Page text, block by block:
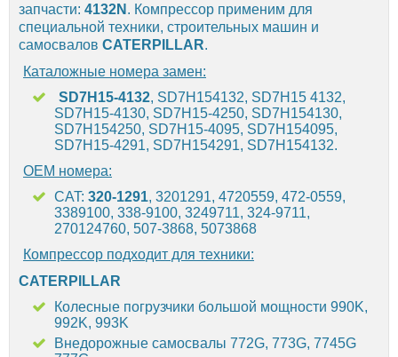
запчасти: 4132N . Компрессор применим для
специальной техники, строительных машин и
самосвалов CATERPILLAR.
Каталожные номера замен:
SD7H15-4132, SD7H154132, SD7H15 4132,
SD7H15-4130, SD7H15-4250, SD7H154130,
SD7H154250, SD7H15-4095, SD7H154095,
SD7H15-4291, SD7H154291, SD7H154132.
OEM номера:
CAT: 320-1291, 3201291, 4720559, 472-0559,
3389100, 338-9100, 3249711, 324-9711,
270124760, 507-3868, 5073868
Компрессор подходит для техники:
CATERPILLAR
Колесные погрузчики большой мощности 990K,
992K, 993K
Внедорожные самосвалы 772G, 773G, 7745G